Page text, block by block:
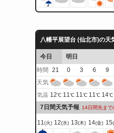
八幡平展望台 (仙北市)の天
今日 明日
時間
21 0 3 6 9
天気
気温 12℃ 11℃ 11℃ 11℃ 14℃
7日間天気予報 14日間先まで
11(火) 12(水) 13(木) 14(金) 15